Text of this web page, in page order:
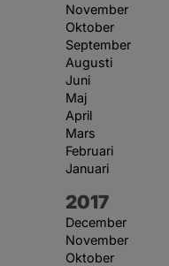
November
Oktober
September
Augusti
Juni
Maj
April
Mars
Februari
Januari
År:
2017
December
November
Oktober